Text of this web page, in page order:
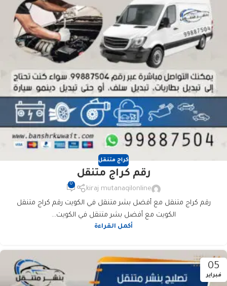
كراج متنقل
رقم كراج متنقل
kiraj mutanaqilonline
0
رقم كراج متنقل مع أفضل بشر متنقل في الكويت رقم كراج متنقل
الكويت مع أفضل بشر متنقل في الكويت...
أكمل القراءة
05
فبراير